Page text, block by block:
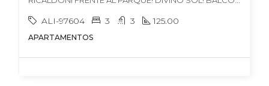
ALI-97604 3 3 125.00
APARTAMENTOS